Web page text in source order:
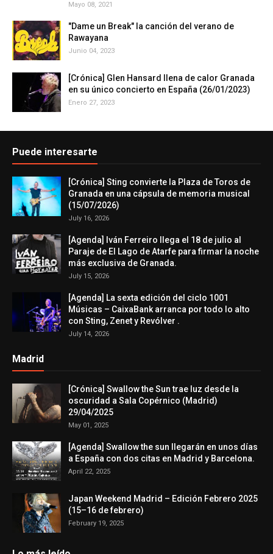
Mayo 08, 2021
"Dame un Break" la canción del verano de
Rawayana
Junio 04, 2023
[Crónica] Glen Hansard llena de calor Granada
en su único concierto en España (26/01/2023)
Enero 27, 2023
Puede interesarte
[Crónica] Sting convierte la Plaza de Toros de
Granada en una cápsula de memoria musical
(15/07/2026)
July 16, 2026
[Agenda] Iván Ferreiro llega el 18 de julio al
Paraje de El Lago de Atarfe para firmar la noche
más exclusiva de Granada.
July 15, 2026
[Agenda] La sexta edición del ciclo 1001
Músicas – CaixaBank arranca por todo lo alto
con Sting, Zenet y Revólver .
July 14, 2026
Madrid
[Crónica] Swallow the Sun trae luz desde la
oscuridad a Sala Copérnico (Madrid)
29/04/2025
May 01, 2025
[Agenda] Swallow the sun llegarán en unos días
a España con dos citas en Madrid y Barcelona.
April 22, 2025
Japan Weekend Madrid – Edición Febrero 2025
(15–16 de febrero)
February 19, 2025